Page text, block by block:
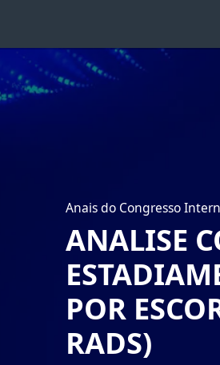
Anais do Congresso
ANALISE
POR
RADS)